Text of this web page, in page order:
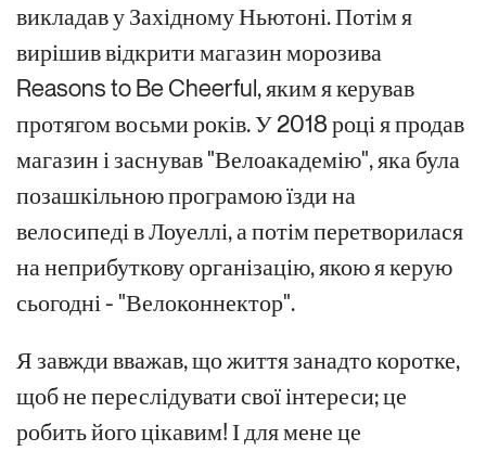
викладав у Західному Ньютоні. Потім я
вирішив відкрити магазин морозива
Reasons to Be Cheerful, яким я керував
протягом восьми років. У 2018 році я продав
магазин і заснував "Велоакадемію", яка була
позашкільною програмою їзди на
велосипеді в Лоуеллі, а потім перетворилася
на неприбуткову організацію, якою я керую
сьогодні - "Велоконнектор".
Я завжди вважав, що життя занадто коротке,
щоб не переслідувати свої інтереси; це
робить його цікавим! І для мене це